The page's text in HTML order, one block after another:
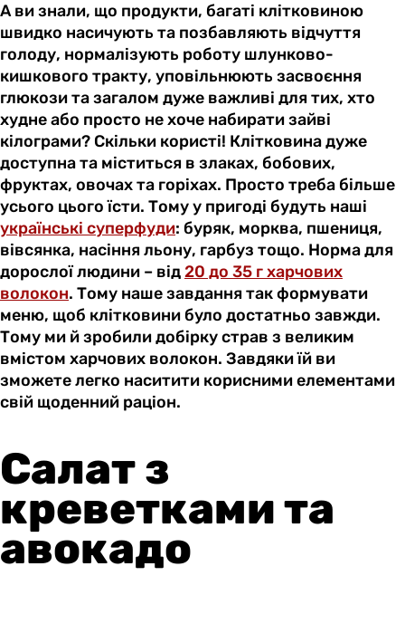
А ви знали, що продукти, багаті клітковиною
швидко насичують та позбавляють відчуття
голоду, нормалізують роботу шлунково-
кишкового тракту, уповільнюють засвоєння
глюкози та загалом дуже важливі для тих, хто
худне або просто не хоче набирати зайві
кілограми? Скільки користі! Клітковина дуже
доступна та міститься в злаках, бобових,
фруктах, овочах та горіхах. Просто треба більше
усього цього їсти. Тому у пригоді будуть наші
українські суперфуди: буряк, морква, пшениця,
вівсянка, насіння льону, гарбуз тощо. Норма для
дорослої людини – від20 до 35 г харчових
волокон. Тому наше завдання так формувати
меню, щоб клітковини було достатньо завжди.
Тому ми й зробили добірку страв з великим
вмістом харчових волокон. Завдяки їй ви
зможете легко наситити корисними елементами
свій щоденний раціон.
Салат з
креветками та
авокадо